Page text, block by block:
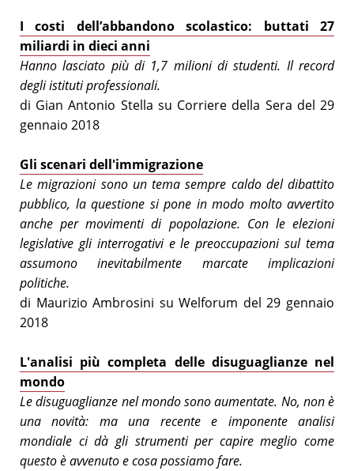
I costi dell’abbandono scolastico: buttati 27
miliardi in dieci anni
Hanno lasciato più di 1,7 milioni di studenti. Il record
degli istituti professionali.
di Gian Antonio Stella su Corriere della Sera del 29
gennaio 2018
Gli scenari dell'immigrazione
Le migrazioni sono un tema sempre caldo del dibattito
pubblico, la questione si pone in modo molto avvertito
anche per movimenti di popolazione. Con le elezioni
legislative gli interrogativi e le preoccupazioni sul tema
assumono inevitabilmente marcate implicazioni
politiche.
di Maurizio Ambrosini su Welforum del 29 gennaio
2018
L'analisi più completa delle disuguaglianze nel
mondo
Le disuguaglianze nel mondo sono aumentate. No, non è
una novità: ma una recente e imponente analisi
mondiale ci dà gli strumenti per capire meglio come
questo è avvenuto e cosa possiamo fare.